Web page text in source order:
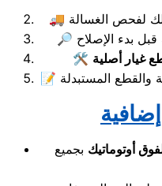
غيار أصلية
أوتوماتيك بجميع